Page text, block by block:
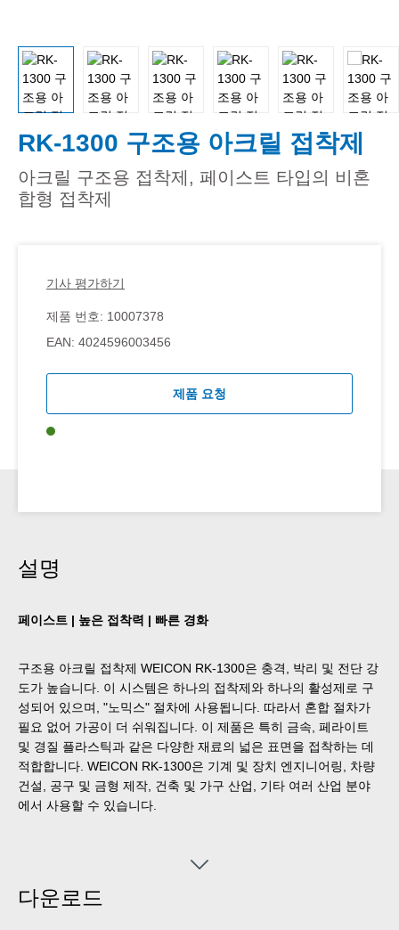
RK-1300 구조용 아크릴 접착제
아크릴 구조용 접착제, 페이스트 타입의 비혼
합형 접착제
기사 평가하기
제품 번호: 10007378
EAN: 4024596003456
제품 요청
설명
페이스트 | 높은 접착력 | 빠른 경화
구조용 아크릴 접착제 WEICON RK-1300은 충격, 박리 및 전단 강
도가 높습니다. 이 시스템은 하나의 접착제와 하나의 활성제로 구
성되어 있으며, "노믹스" 절차에 사용됩니다. 따라서 혼합 절차가
필요 없어 가공이 더 쉬워집니다. 이 제품은 특히 금속, 페라이트
및 경질 플라스틱과 같은 다양한 재료의 넓은 표면을 접착하는 데
적합합니다. WEICON RK-1300은 기계 및 장치 엔지니어링, 차량
건설, 공구 및 금형 제작, 건축 및 가구 산업, 기타 여러 산업 분야
에서 사용할 수 있습니다.
다운로드